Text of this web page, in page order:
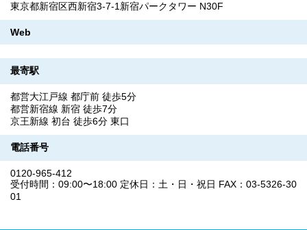
東京都新宿区西新宿3-7-1新宿パークタワー N30F
Web
最寄駅
都営大江戸線 都庁前 徒歩5分
都営新宿線 新宿 徒歩7分
京王新線 初台 徒歩6分 東口
電話番号
0120-965-412
受付時間：09:00〜18:00 定休日：土・日・祝日 FAX：03-5326-30
01